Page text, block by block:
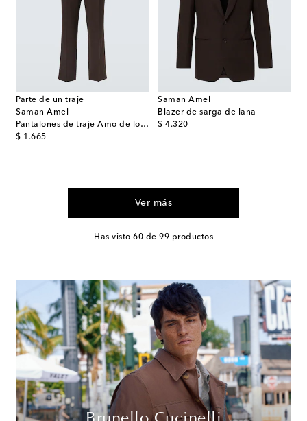
Parte de un traje
Saman Amel
Pantalones de traje Amo de lona de lino
$ 1.665
original price
Saman Amel
Blazer de sarga de lana
$ 4.320
original price
Ver más
Has visto 60 de 99 productos